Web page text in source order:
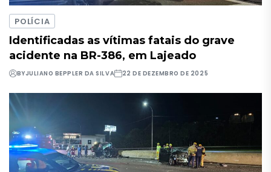
POLÍCIA
Identificadas as vítimas fatais do grave
acidente na BR-386, em Lajeado
BYJULIANO BEPPLER DA SILVA 22 DE DEZEMBRO DE 2025